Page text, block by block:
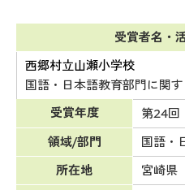
受賞者名・
西郷村立山瀬小学校
国語・日本語教育部門に関
受賞年度
第24回
領域/部門
国語・
所在地
宮崎県